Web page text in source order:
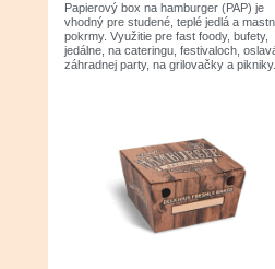
Papierový box na hamburger (PAP) je
vhodný pre studené, teplé jedlá a
pokrmy. Využitie pre fast foody, bufety,
jedálne, na cateringu, festivaloch,
záhradnej party, na grilovačky a pikniky.